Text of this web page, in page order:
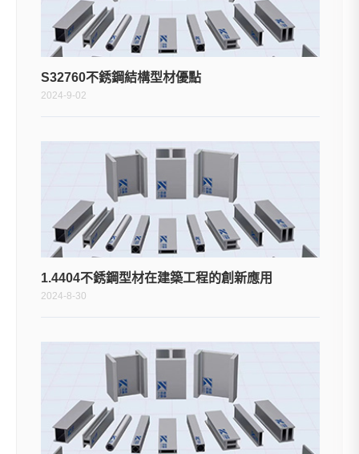
S32760不銹鋼結構型材優點
2024-9-02
1.4404不銹鋼型材在建築工程的創新應用
2024-8-30